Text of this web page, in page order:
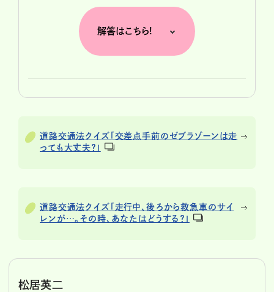
解答はこちら!
道路交通法クイズ「交差点手前のゼブラゾーンは走
っても大丈夫？」
道路交通法クイズ「走行中、後ろから救急車のサイ
レンが…。その時、あなたはどうする？」
松居英二